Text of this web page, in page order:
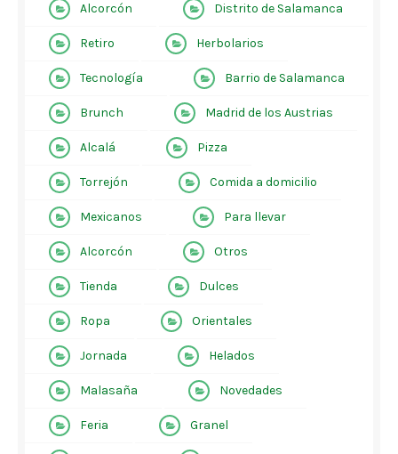
Alcorcón Distrito de Salamanca
Retiro Herbolarios
Tecnología Barrio de Salamanca
Brunch Madrid de los Austrias
Alcalá Pizza
Torrejón Comida a domicilio
Mexicanos Para llevar
Alcorcón Otros
Tienda Dulces
Ropa Orientales
Jornada Helados
Malasaña Novedades
Feria Granel